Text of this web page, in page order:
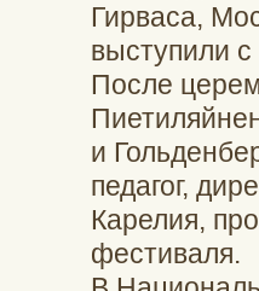
Гирваса,
выступили
После
и
педагог,
Карелия,
фестиваля.